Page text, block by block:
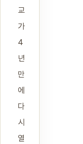
교
가
4
년
만
에
다
시
열